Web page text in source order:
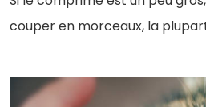
couper en morceaux, la